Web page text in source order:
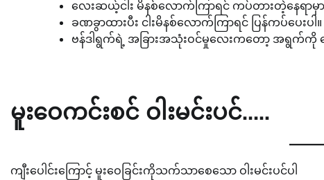
လေးဆယ့်ငါး မိနစ်လောက်ကြာရင် ကပ်တားတဲ့နေရာမှ
ခဏခွာထားပီး ငါးမိနစ်လောက်ကြာရင် ပြန်ကပ်ပ
ဗန်ဒါရွက်ရဲ့ အခြားအသုံးဝင်မှုလေးကတော့ အရွက်
မူးဝေကင်းစင် ဝါးမင်းပင်…..
ကျီးပေါင်းကြောင့် မူးဝေခြင်းကိုသက်သာစေသော ဝါးမင်းပင်ပါ